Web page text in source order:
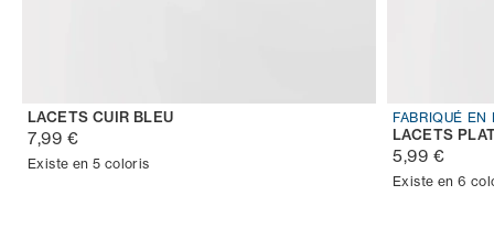
LACETS CUIR BLEU
7,99 €
Existe en 5 coloris
FABRIQUÉ EN
LACETS
5,99 €
Existe en 6